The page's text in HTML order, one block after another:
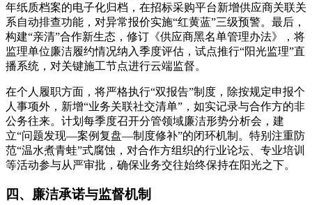
年纸质档案的电子化归档，在招标采购平台新增供应商关联关
系自动排查功能，对异常报价实施“红黄蓝”三级预警。最后，
构建“亲清”合作新生态，修订《供应商黑名单管理办法》，将
监理单位廉洁履约情况纳入季度评估，试点推行“阳光监理”直
播系统，对关键施工节点进行云端监督。
在个人履职方面，将严格执行“双报告”制度，除按规定申报个
人事项外，新增“业务关联社交清单”，如实记录与合作方的非
公务往来。计划每季度召开分管领域廉洁形势分析会，建
立“问题发现—案例复盘—制度修补”的闭环机制。特别注重防
范“温水煮青蛙”式腐蚀，对合作方组织的行业论坛、专业培训
等活动参与从严审批，确保业务交往始终保持在阳光之下。
四、廉洁承诺与监督机制